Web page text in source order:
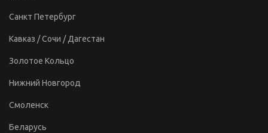
Санкт Петербург
Кавказ / Сочи / Дагестан
Золотое Кольцо
Нижний Новгород
Смоленск
Беларусь